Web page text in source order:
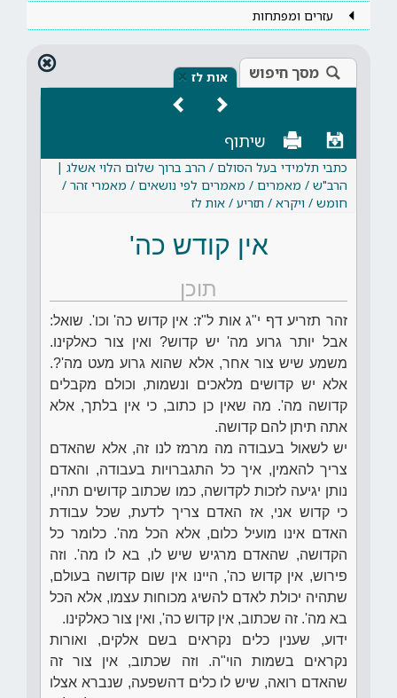
עזרים ומפתחות
מסך חיפוש אות לז ×
שיתוף
כתבי תלמידי בעל הסולם / הרב ברוך שלום הלוי אשלג |
הרב"ש / מאמרים / מאמרים לפי נושאים / מאמרי זהר /
חומש / ויקרא / תזריע / אות לז
אין קודש כה'
תוכן
זהר תזריע דף י"ג אות ל"ז: אין קדוש כה' וכו'. שואל:
אבל יותר גרוע מה' יש קדוש? ואין צור כאלקינו.
משמע שיש צור אחר, אלא שהוא גרוע מעט מה'?.
אלא יש קדושים מלאכים ונשמות, וכולם מקבלים
קדושה מה'. מה שאין כן כתוב, כי אין בלתך, אלא
אתה תיתן להם קדושה.
יש לשאול בעבודה מה מרמז לנו זה, אלא שהאדם
צריך להאמין, איך כל התגברויות בעבודה, והאדם
נותן יגיעה לזכות לקדושה, כמו שכתוב קדושים תהיו,
כי קדוש אני, אז האדם צריך לדעת, שכל עבודת
האדם אינו מועיל כלום, אלא הכל מה'. כלומר כל
הקדושה, שהאדם מרגיש שיש לו, בא לו מה'. וזה
פירוש, אין קדוש כה', היינו אין שום קדושה בעולם,
שתהיה יכולת לאדם להשיג מכוחות עצמו, אלא הכל
בא מה'. זה שכתוב, אין קדוש כה', ואין צור כאלקינו.
ידוע, שענין כלים נקראים בשם אלקים, ואורות
נקראים בשמות הוי"ה. וזה שכתוב, אין צור זה
שהאדם רואה, שיש לו כלים דהשפעה, שנברא אצלו